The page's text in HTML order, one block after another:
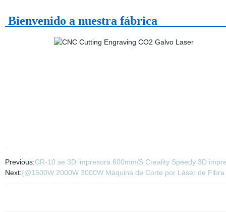
Bienvenido a
Previous:CR-10 se 3D impresora 600mm/S Creality Speedy 3D
Next:{@1500W 2000W 3000W Máquina de Corte por Láser de